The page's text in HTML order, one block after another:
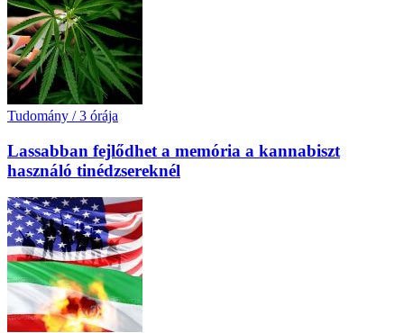
Tudomány / 3 órája
Lassabban fejlődhet a memória a kannabiszt
használó tinédzsereknél